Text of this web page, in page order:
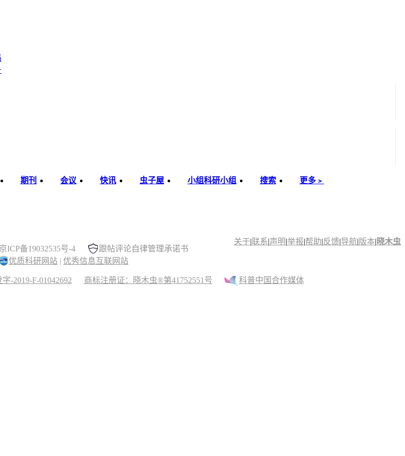
期刊 会议 快讯 虫子屋 小组科研小组 搜索 更多﹥
关于|联系|声明|举报|帮助|反馈|导航|版本| 晓木虫
ICP备19032535号-4
跟帖评论自律管理承诺书
优质科研网站 | 优秀信息互联网站
-2019-F-01042692 商标注册证：晓木虫®第41752551号 科普中国合作媒体